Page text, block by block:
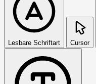
Lesbare Schriftart Cursor